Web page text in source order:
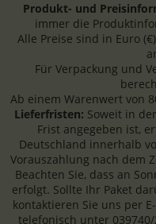
Produkt- und
immer die
Alle Preise sind in Euro
Für Verpackung und
Ab einem Warenwert von
Lieferfristen: Soweit in
Frist angegeben ist,
Deutschland innerhalb
Vorauszahlung nach dem
Beachten Sie, dass an
erfolgt. Sollte Ihr Paket
kontaktieren Sie uns per
telefonisch unter